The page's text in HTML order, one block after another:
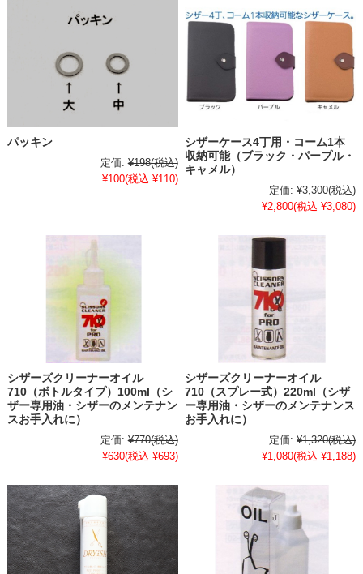
パッキン
定価: ¥198(税込)
¥100(税込 ¥110)
シザーケース4丁用・コーム1本
収納可能（ブラック・パープル・
キャメル）
定価: ¥3,300(税込)
¥2,800(税込 ¥3,080)
シザーズクリーナーオイル
710（ボトルタイプ）100ml（シ
ザー専用油・シザーのメンテナン
スお手入れに）
定価: ¥770(税込)
¥630(税込 ¥693)
シザーズクリーナーオイル
710（スプレー式）220ml（シザ
ー専用油・シザーのメンテナンス
お手入れに）
定価: ¥1,320(税込)
¥1,080(税込 ¥1,188)